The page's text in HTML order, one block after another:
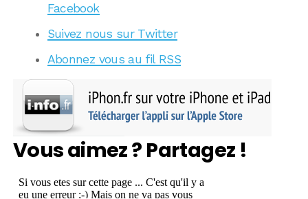
Facebook
Suivez nous sur Twitter
Abonnez vous au fil RSS
Vous aimez ? Partagez !